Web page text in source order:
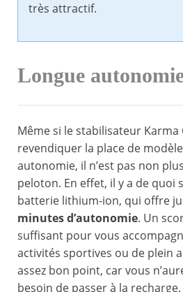
très attractif.
Longue
Même si le stabilisateur
revendiquer la place de
autonomie, il n’est pas non
peloton. En effet, il y a de quoi
batterie lithium-ion, qui offre
minutes d’autonomie. Un
suffisant pour vous
activités sportives ou de plein
assez bon point, car vous
besoin de passer à la